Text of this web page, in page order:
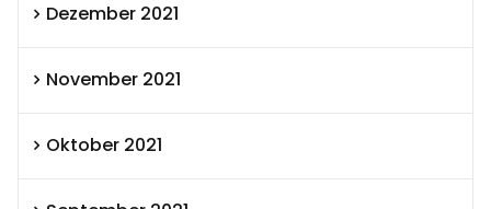
Dezember 2021
November 2021
Oktober 2021